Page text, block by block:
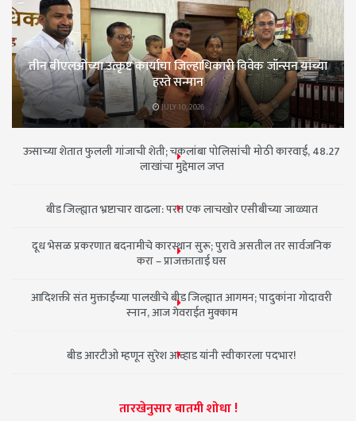
तीन बीएलओंच्या उत्कृष्ट कार्याचा जिल्हाधिकारी विवेक जॉन्सन यांच्या
हस्ते सन्मान
JULY 10, 2026
ऊसाच्या शेतात फुलली गांजाची शेती; चकलांबा पोलिसांची मोठी कारवाई, 48.27
लाखांचा मुद्देमाल जप्त
बीड जिल्ह्यात भ्रष्टाचार वाढला: परत एक लाचखोर एसीबीच्या जाळ्यात
दूध भेसळ प्रकरणात बदनामीचे कारस्थान सुरू; पुरावे असतील तर सार्वजनिक
करा – प्राजक्ताताई घस
आदिशक्ती संत मुक्ताईंच्या पालखीचे बीड जिल्ह्यात आगमन; पादुकांना गोदावरी
स्नान, आज गेवराईत मुक्काम
बीड आरटीओ म्हणून सुरेश आव्हाड यांनी स्वीकारला पदभार!
तारखेनुसार बातमी शोधा !